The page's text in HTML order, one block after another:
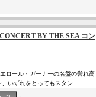
BY THE SEA コン
ロール・ガーナーの名盤の誉れ高
いずれをとってもスタン…